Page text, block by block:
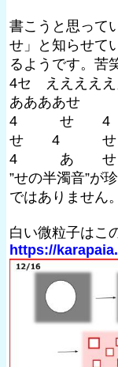
書こうと思って
せ」と知らせて
るようです。苦
4セ゚えええええ
ああああせ
4 せ
せ 4
4 あ
”せの半濁音”が
ではありません。
白い微粒子はこ
https://